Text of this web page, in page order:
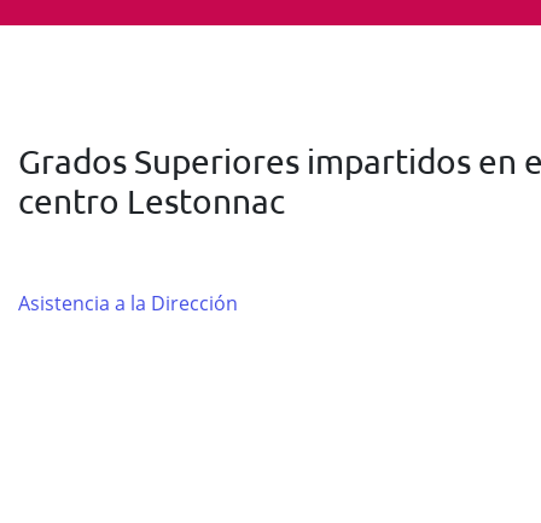
Grados Superiores impartidos en
centro Lestonnac
Asistencia a la Dirección